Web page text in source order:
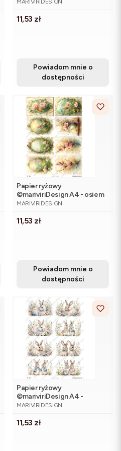
pejzażem
MARIVIRIDESIGN
Cena
11,53 zł
Powiadom mnie o
dostępności
Papier ryżowy
©mariviriDesign A4 - osiem
ilustracji, różowe kwiaty,
PRODUCENT
MARIVIRIDESIGN
Cena
11,53 zł
Powiadom mnie o
dostępności
Papier ryżowy
©mariviriDesign A4 -
puchate zajączki w kwiatach,
PRODUCENT
MARIVIRIDESIGN
Cena
11,53 zł